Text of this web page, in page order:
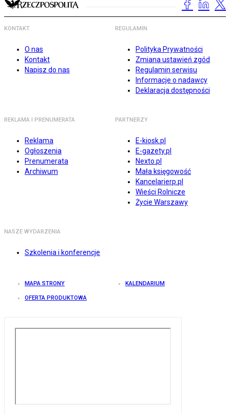
KONTAKT
O nas
Kontakt
Napisz do nas
REGULAMIN
Polityka Prywatności
Zmiana ustawień zgód
Regulamin serwisu
Informacje o nadawcy
Deklaracja dostępności
REKLAMA I PRENUMERATA
Reklama
Ogłoszenia
Prenumerata
Archiwum
PARTNERZY
E-kiosk.pl
E-gazety.pl
Nexto.pl
Mała księgowość
Kancelarierp.pl
Wieści Rolnicze
Życie Warszawy
NASZE WYDARZENIA
Szkolenia i konferencje
MAPA STRONY KALENDARIUM
OFERTA PRODUKTOWA